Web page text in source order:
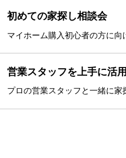
初めての家探し相談会
マイホーム購入初心者の方に
営業スタッフを上手に活用
プロの営業スタッフと一緒に